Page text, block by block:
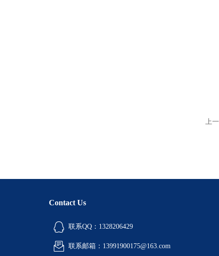
上
Contact Us
联系QQ：1328206429
联系邮箱：13991900175@163.com